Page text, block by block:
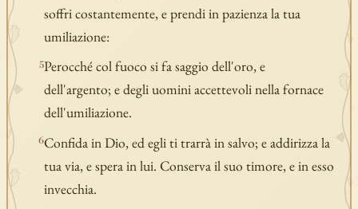
soffri costantemente, e prendi in pazienza la tua
umiliazione:
5Perocché col fuoco si fa saggio dell'oro, e
dell'argento; e degli uomini accettevoli nella fornace
dell'umiliazione.
6Confida in Dio, ed egli ti trarrà in salvo; e addirizza la
tua via, e spera in lui. Conserva il suo timore, e in esso
invecchia.